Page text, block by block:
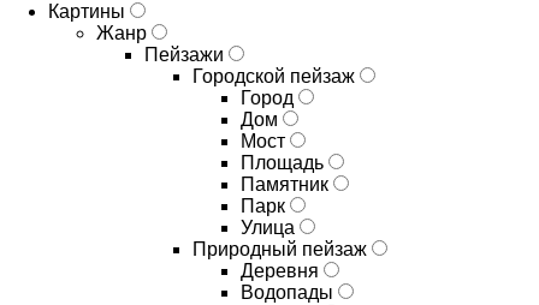
Картины
Жанр
Пейзажи
Городской пейзаж
Город
Дом
Мост
Площадь
Памятник
Парк
Улица
Природный пейзаж
Деревня
Водопады